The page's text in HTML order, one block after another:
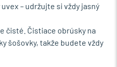
– udržujte si vždy jasný
čisté. Čistiace obrúsky na
šošovky, takže budete vždy